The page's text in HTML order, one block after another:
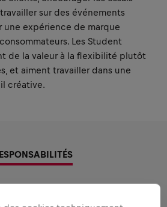
sur des événements
une expérience de marque
Les Student
de la valeur à la flexibilité plutôt
et aiment travailler dans une
créative.